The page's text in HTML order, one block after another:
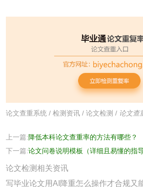
论文查重系统 / 检测资讯 / 论文检测 / 论文查
上一篇:降低本科论文查重率的方法有哪些？
下一篇:论文问卷说明模板（详细且易懂的指导
论文检测相关资讯
写毕业论文用AI降重怎么操作才合规又